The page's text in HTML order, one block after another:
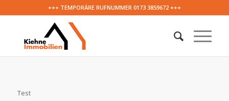
+++ TEMPORÄRE RUFNUMMER 0173 3859672 +++
Test